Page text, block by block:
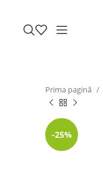
Prima pagină
-25%